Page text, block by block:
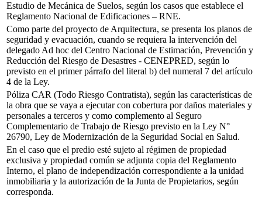
Estudio de Mecánica de Suelos, según los casos que establece el
Reglamento Nacional de Edificaciones – RNE.
Como parte del proyecto de Arquitectura, se presenta los planos de
seguridad y evacuación, cuando se requiera la intervención del
delegado Ad hoc del Centro Nacional de Estimación, Prevención y
Reducción del Riesgo de Desastres - CENEPRED, según lo
previsto en el primer párrafo del literal b) del numeral 7 del artículo
4 de la Ley.
Póliza CAR (Todo Riesgo Contratista), según las características de
la obra que se vaya a ejecutar con cobertura por daños materiales y
personales a terceros y como complemento al Seguro
Complementario de Trabajo de Riesgo previsto en la Ley N°
26790, Ley de Modernización de la Seguridad Social en Salud.
En el caso que el predio esté sujeto al régimen de propiedad
exclusiva y propiedad común se adjunta copia del Reglamento
Interno, el plano de independización correspondiente a la unidad
inmobiliaria y la autorización de la Junta de Propietarios, según
corresponda.